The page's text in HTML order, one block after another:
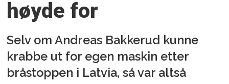
høyde for
Selv om Andreas Bakkerud kunne
krabbe ut for egen maskin etter
bråstoppen i Latvia, så var altså